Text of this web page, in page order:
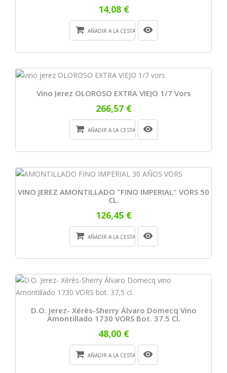
14,08 €
AÑADIR A LA CESTA
Vino Jerez OLOROSO EXTRA VIEJO 1/7 Vors
266,57 €
AÑADIR A LA CESTA
VINO JEREZ AMONTILLADO "FINO IMPERIAL" VORS 50
CL.
126,45 €
AÑADIR A LA CESTA
D.O. Jerez- Xérès-Sherry Álvaro Domecq Vino
Amontillado 1730 VORS Bot. 37.5 Cl.
48,00 €
AÑADIR A LA CESTA